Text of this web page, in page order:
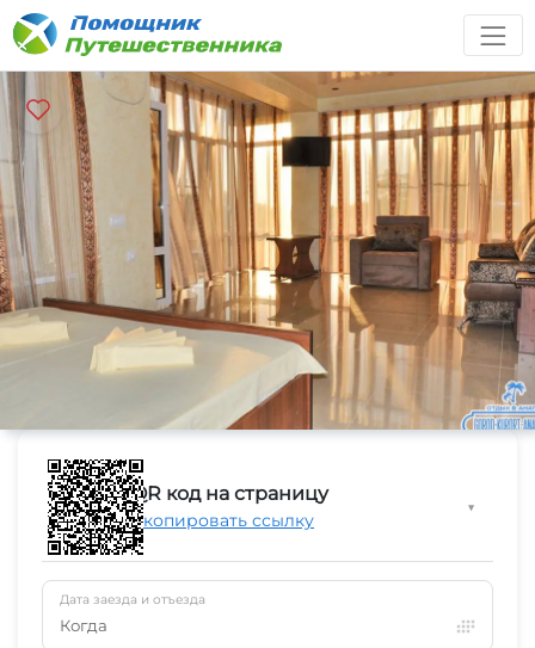
QR код на страницу
Скопировать ссылку
▼
Дата заезда и отъезда
Когда